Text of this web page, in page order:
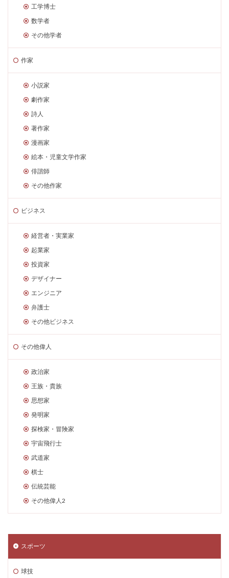
工学博士
数学者
その他学者
作家
小説家
劇作家
詩人
著作家
漫画家
絵本・児童文学作家
俳諧師
その他作家
ビジネス
経営者・実業家
起業家
投資家
デザイナー
エンジニア
弁護士
その他ビジネス
その他偉人
政治家
王族・貴族
思想家
発明家
探検家・冒険家
宇宙飛行士
武道家
棋士
伝統芸能
その他偉人2
スポーツ
球技